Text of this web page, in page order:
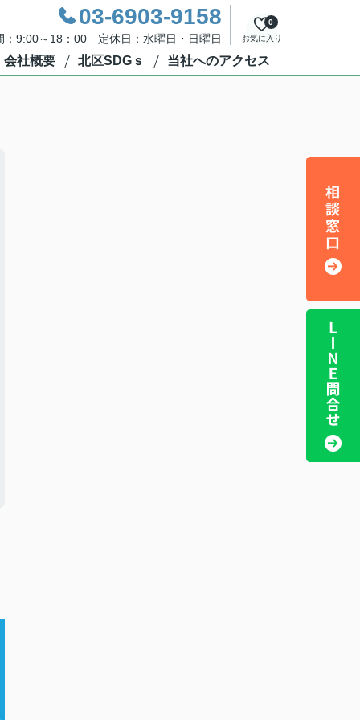
03-6903-9158
：9:00～18：00 定休日：水曜日・日曜日 お気に入り
0
会社概要 北区SDGｓ 当社へのアクセス